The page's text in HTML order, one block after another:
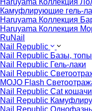
Haruyama Коллекция
Камуфлирующие гель-
Haruyama Коллекция
Haruyama Коллекция
RuNail
Nail Republic
Nail Republic Базы,
Nail Republic Гель-лаки
Nail Republic
MOJO Flash
Nail Republic Cat
Nail Republic
Nail Republic